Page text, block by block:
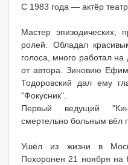
С 1983 года — актёр
Мастер эпизодических,
ролей. Обладал
голоса, много работал
от автора. Зиновию
Тодоровский дал ему
"Фокусник".
Первый ведущий
смертельно больным вёл
Ушёл из жизни в
Похоронен 21 ноября на